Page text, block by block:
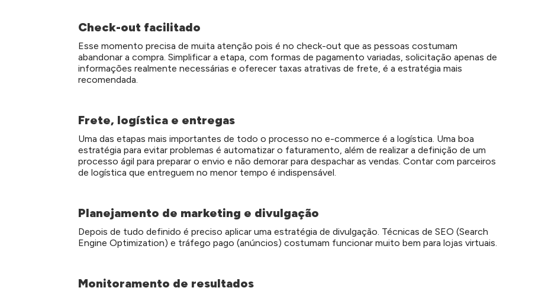
Check-out facilitado
Esse momento precisa de muita atenção pois é no check-out que as pessoas costumam
abandonar a compra. Simplificar a etapa, com formas de pagamento variadas, solicitação apenas de
informações realmente necessárias e oferecer taxas atrativas de frete, é a estratégia mais
recomendada.
Frete, logística e entregas
Uma das etapas mais importantes de todo o processo no e-commerce é a logística. Uma boa
estratégia para evitar problemas é automatizar o faturamento, além de realizar a definição de um
processo ágil para preparar o envio e não demorar para despachar as vendas. Contar com parceiros
de logística que entreguem no menor tempo é indispensável.
Planejamento de marketing e divulgação
Depois de tudo definido é preciso aplicar uma estratégia de divulgação. Técnicas de SEO (Search
Engine Optimization) e tráfego pago (anúncios) costumam funcionar muito bem para lojas virtuais.
Monitoramento de resultados